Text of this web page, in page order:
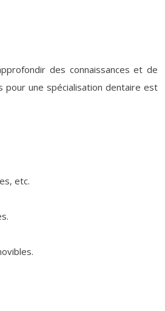
des connaissances et de
une spécialisation dentaire est
etc.